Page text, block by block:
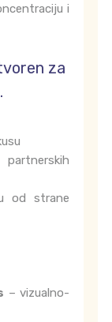
i
za
od strane
– vizualno-